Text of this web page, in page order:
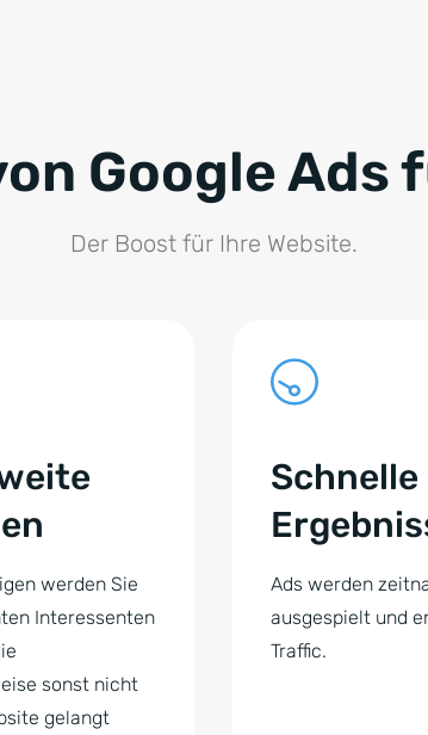
Google Ads
Der Boost für Ihre Website.
werden Sie
Interessenten
sonst nicht
gelangt
Schnelle
Ads werden
ausgespielt und
Traffic.